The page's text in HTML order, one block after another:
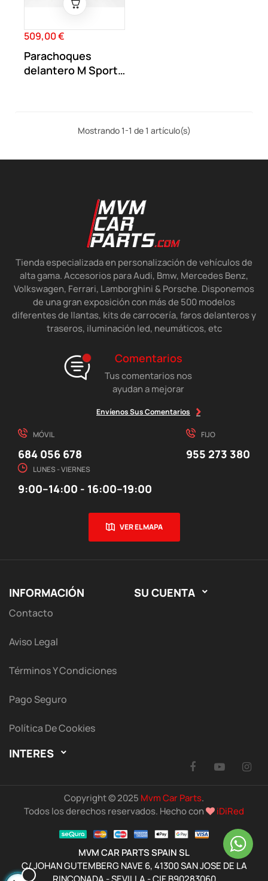
Precio
509,00 €
Parachoques
delantero M Sport
Mostrando 1-1 de 1 artículo(s)
Tienda especializada en personalización de vehículos de
alta gama. Accesorios para Audi, Bmw, Mercedes Benz,
Volkswagen, Ferrari, Lamborghini & Porsche. Disponemos
de una gran exposición con más de 500 modelos
diferentes de llantas, kits de carrocería, faros delanteros y
traseros, iluminación led, neumáticos, etc
Comentarios
Tus comentarios nos
ayudan a mejorar
Envíenos Sus Comentarios
MÓVIL
684 056 678
FIJO
955 273 380
LUNES - VIERNES
9:00–14:00 - 16:00–19:00
VER EL MAPA
INFORMACIÓN
Contacto
Aviso Legal
Términos Y Condiciones
Pago Seguro
Política De Cookies
SU CUENTA 
INTERES 
Facebook
Copyright © 2025 Mvm Car Parts.
Todos los derechos reservados. Hecho con
iDiRed
MVM CAR PARTS SPAIN SL
C/ JOHAN GUTEMBERG NAVE 6, 41300 SAN JOSE DE LA